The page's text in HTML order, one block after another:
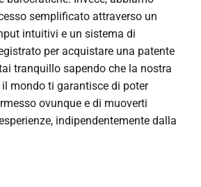
semplificato attraverso un
intuitivi e un sistema di
peracquistare una patente
tranquillo sapendo che la nostra
mondo ti garantisce di poter
ovunque e di muoverti
indipendentemente dalla